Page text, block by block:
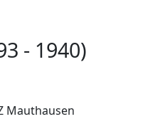
- 1940)
Mauthausen